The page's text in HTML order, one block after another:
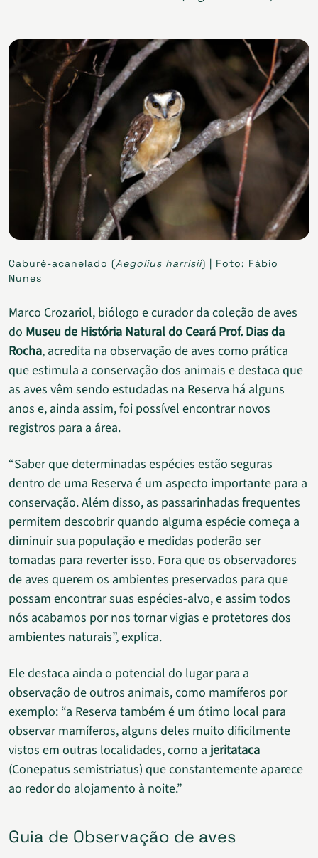
Caburé-acanelado (Aegolius harrisii) | Foto: Fábio
Nunes
Marco Crozariol, biólogo e curador da coleção de aves
do Museu de História Natural do Ceará Prof. Dias da
Rocha, acredita na observação de aves como prática
que estimula a conservação dos animais e destaca que
as aves vêm sendo estudadas na Reserva há alguns
anos e, ainda assim, foi possível encontrar novos
registros para a área.
“Saber que determinadas espécies estão seguras
dentro de uma Reserva é um aspecto importante para a
conservação. Além disso, as passarinhadas frequentes
permitem descobrir quando alguma espécie começa a
diminuir sua população e medidas poderão ser
tomadas para reverter isso. Fora que os observadores
de aves querem os ambientes preservados para que
possam encontrar suas espécies-alvo, e assim todos
nós acabamos por nos tornar vigias e protetores dos
ambientes naturais”, explica.
Ele destaca ainda o potencial do lugar para a
observação de outros animais, como mamíferos por
exemplo: “a Reserva também é um ótimo local para
observar mamíferos, alguns deles muito dificilmente
vistos em outras localidades, como a jeritataca
(Conepatus semistriatus) que constantemente aparece
ao redor do alojamento à noite.”
Guia de Observação de aves